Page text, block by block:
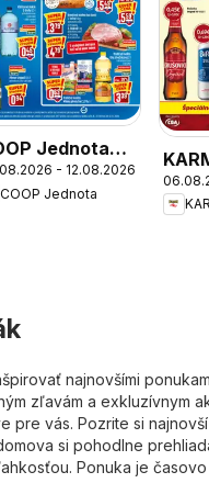
Jednota
- 12.08.2026
COOP Jednota
leták
najnovšími
zľavám a exkluzívnym
pre vás. Pozrite si
si pohodlne
Ponuka je